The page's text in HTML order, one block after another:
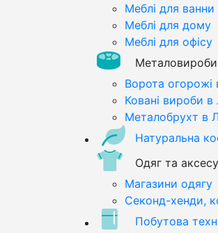
Меблі для ванни
Меблі для дому
Меблі для офісу
Металовироби
Ворота огорожі
Ковані вироби в
Металобрухт в
Натуральна
Одяг та
Магазини одягу
Секонд-хенди,
Побутова